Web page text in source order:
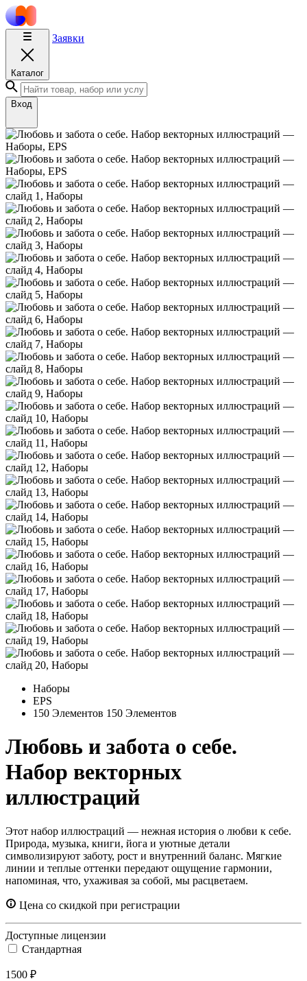
Каталог
Заявки
Вход
Наборы
EPS
150 Элементов 150 Элементов
Любовь и забота о себе.
Набор векторных
иллюстраций
Этот набор иллюстраций — нежная история о любви к себе.
Природа, музыка, книги, йога и уютные детали
символизируют заботу, рост и внутренний баланс. Мягкие
линии и теплые оттенки передают ощущение гармонии,
напоминая, что, ухаживая за собой, мы расцветаем.
Цена со скидкой при регистрации
Доступные лицензии
Стандартная
1500 ₽